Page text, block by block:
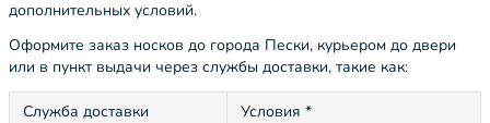
дополнительных условий.
Оформите заказ носков до города Пески, курьером до двери
или в пункт выдачи через службы доставки, такие как:
Служба доставки
Условия *